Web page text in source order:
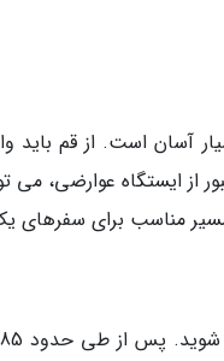
است. از قم باید
از ایستگاه عوارضی، می
مناسب برای سفرهای